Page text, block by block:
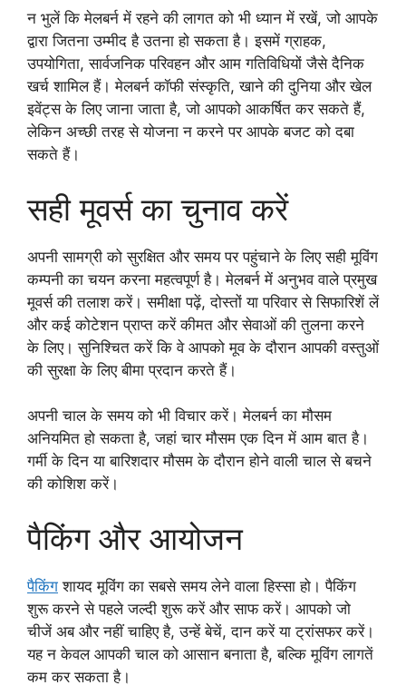
न भुलें कि मेलबर्न में रहने की लागत को भी ध्यान में रखें, जो आपके
द्वारा जितना उम्मीद है उतना हो सकता है। इसमें ग्राहक,
उपयोगिता, सार्वजनिक परिवहन और आम गतिविधियों जैसे दैनिक
खर्च शामिल हैं। मेलबर्न कॉफी संस्कृति, खाने की दुनिया और खेल
इवेंट्स के लिए जाना जाता है, जो आपको आकर्षित कर सकते हैं,
लेकिन अच्छी तरह से योजना न करने पर आपके बजट को दबा
सकते हैं।
सही मूवर्स का चुनाव करें
अपनी सामग्री को सुरक्षित और समय पर पहुंचाने के लिए सही मूविंग
कम्पनी का चयन करना महत्वपूर्ण है। मेलबर्न में अनुभव वाले प्रमुख
मूवर्स की तलाश करें। समीक्षा पढ़ें, दोस्तों या परिवार से सिफारिशें लें
और कई कोटेशन प्राप्त करें कीमत और सेवाओं की तुलना करने
के लिए। सुनिश्चित करें कि वे आपको मूव के दौरान आपकी वस्तुओं
की सुरक्षा के लिए बीमा प्रदान करते हैं।
अपनी चाल के समय को भी विचार करें। मेलबर्न का मौसम
अनियमित हो सकता है, जहां चार मौसम एक दिन में आम बात है।
गर्मी के दिन या बारिशदार मौसम के दौरान होने वाली चाल से बचने
की कोशिश करें।
पैकिंग और आयोजन
पैकिंग शायद मूविंग का सबसे समय लेने वाला हिस्सा हो। पैकिंग
शुरू करने से पहले जल्दी शुरू करें और साफ करें। आपको जो
चीजें अब और नहीं चाहिए है, उन्हें बेचें, दान करें या ट्रांसफर करें।
यह न केवल आपकी चाल को आसान बनाता है, बल्कि मूविंग लागतें
कम कर सकता है।